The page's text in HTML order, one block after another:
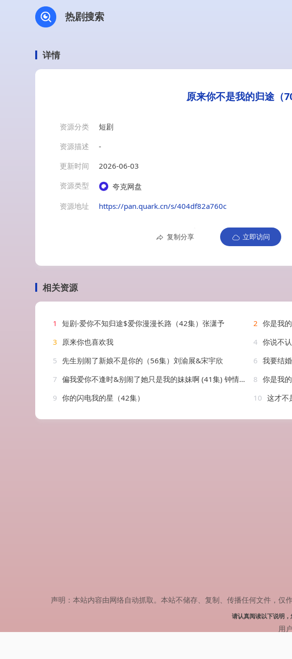
热剧搜索
详情
原来你不是我的归途（
资源分类
短剧
资源描述
-
更新时间
2026-06-03
资源类型
夸克网盘
资源地址
https://pan.quark.cn/s/404df82a760c
复制分享 立即访问
相关资源
1 短剧-爱你不知归途$爱你漫漫长路（42集）张潇予 2 你是我
3
原来你也喜欢我 4 你说不
5 先生别闹了新娘不是你的（56集）刘渝展&宋宇欣 6 我要结
7 偏我爱你不逢时&别闹了她只是我的妹妹啊 (41集) 钟情&李苗苗 8 你是我
9 你的闪电我的星（42集） 10 这才不
声明：本站内容由网络自动抓取。本站不储存、复制、传播任何文件，
请认真阅读以下说明
用